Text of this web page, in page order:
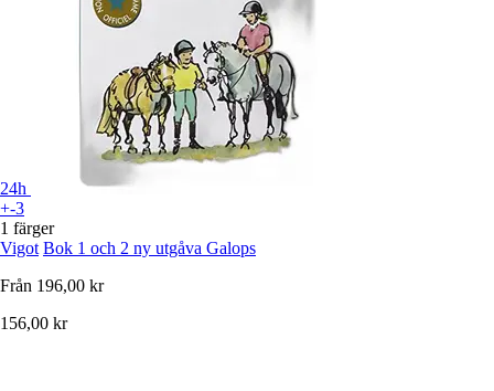
24h
+-3
1 färger
Vigot Bok 1 och 2 ny utgåva Galops
Från 196,00 kr
156,00 kr